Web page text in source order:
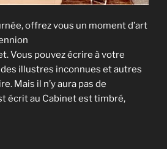
offrez vous un moment d’art
Vous pouvez écrire à votre
des illustres inconnues et autres
Mais il n’y aura pas de
écrit au Cabinet est timbré,